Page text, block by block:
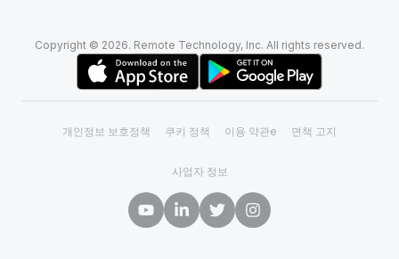
Copyright © 2026. Remote Technology, Inc. All rights reserved.
개인정보 보호정책 쿠키 정책 이용 약관e 면책 고지
사업자 정보